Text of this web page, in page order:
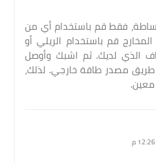
فقط قم باستخدام أي من
قم باستخدام الريلي أو
الذي لديك. ثم اشبك وأوصل
مصدر طاقة خارجي. لذلك،